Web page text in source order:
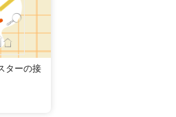
ターの接